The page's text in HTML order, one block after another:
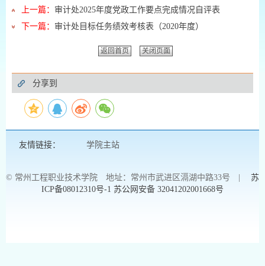
上一篇： 审计处2025年度党政工作要点完成情况自评表
下一篇： 审计处目标任务绩效考核表（2020年度）
返回首页 关闭页面
分享到
友情链接： 学院主站
© 常州工程职业技术学院 地址：常州市武进区滆湖中路33号 | 苏
ICP备08012310号-1 苏公网安备 32041202001668号